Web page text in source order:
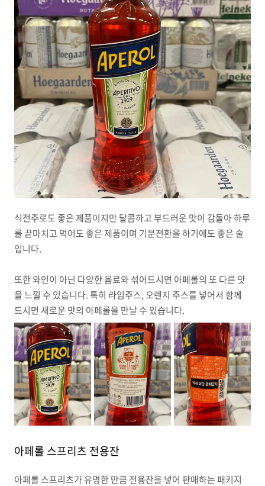
식전주로도 좋은 제품이지만 달콤하고 부드러운 맛이 감돌아 하루
를 끝마치고 먹어도 좋은 제품이며 기분전환을 하기에도 좋은 술
입니다.
또한 와인이 아닌 다양한 음료와 섞어드시면 아페롤의 또 다른 맛
을 느낄 수 있습니다. 특히 라임주스, 오렌지 주스를 넣어서 함께
드시면 새로운 맛의 아페롤을 만날 수 있습니다.
아페롤 스프리츠 전용잔
아페롤 스프리츠가 유명한 만큼 전용잔을 넣어 판매하는 패키지